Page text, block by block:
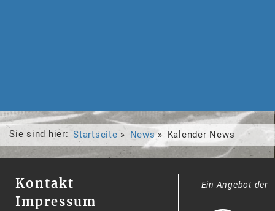
Sie sind hier: Startseite News Kalender News
Kontakt
Impressum
Ein Angebot der